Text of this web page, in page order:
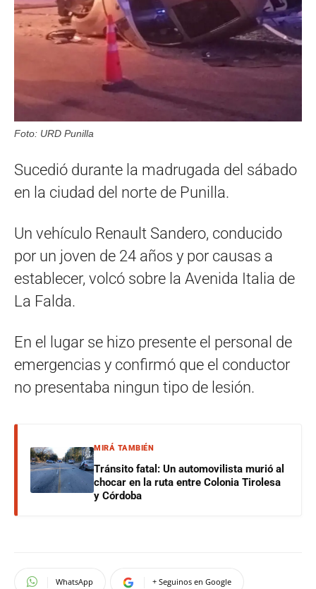
Foto: URD Punilla
Sucedió durante la madrugada del sábado
en la ciudad del norte de Punilla.
Un vehículo Renault Sandero, conducido
por un joven de 24 años y por causas a
establecer, volcó sobre la Avenida Italia de
La Falda.
En el lugar se hizo presente el personal de
emergencias y confirmó que el conductor
no presentaba ningun tipo de lesión.
MIRÁ TAMBIÉN
Tránsito fatal: Un automovilista murió al
chocar en la ruta entre Colonia Tirolesa
y Córdoba
WhatsApp + Seguinos en Google